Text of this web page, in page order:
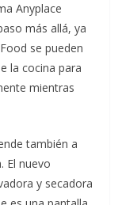
Anyplace
más allá, ya
se pueden
la cocina para
mientras
también a
El nuevo
y secadora